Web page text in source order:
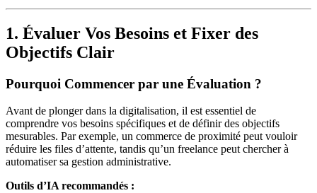
1. Évaluer Vos Besoins et Fixer des
Objectifs Clair
Pourquoi Commencer par une Évaluation ?
Avant de plonger dans la digitalisation, il est essentiel de
comprendre vos besoins spécifiques et de définir des objectifs
mesurables. Par exemple, un commerce de proximité peut vouloir
réduire les files d’attente, tandis qu’un freelance peut chercher à
automatiser sa gestion administrative.
Outils d’IA recommandés :